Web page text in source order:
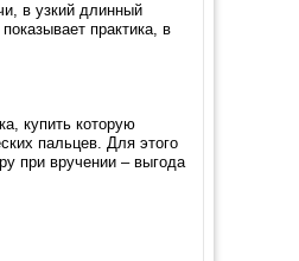
в узкий длинный
практика, в
купить которую
пальцев. Для этого
при вручении – выгода